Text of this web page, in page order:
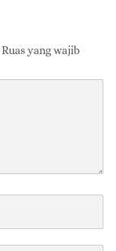
Ruas yang wajib